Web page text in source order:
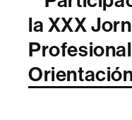
la XXX